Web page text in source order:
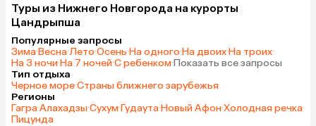
Туры из Нижнего Новгорода на курорты
Цандрыпша
Популярные запросы
Зима·Весна·Лето·Осень·На одного·На двоих·На троих·
На 3 ночи·На 7 ночей·С ребенком·Показать все запросы
Тип отдыха
Черное море·Страны ближнего зарубежья
Регионы
Гагра·Алахадзы·Сухум·Гудаута·Новый Афон·Холодная речка·
Пицунда